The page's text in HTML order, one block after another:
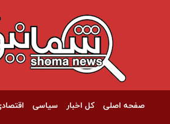
صفحه اصلی کل اخبار سیاسی